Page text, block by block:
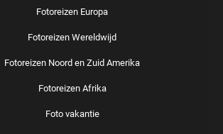
Fotoreizen Europa
Fotoreizen Wereldwijd
Fotoreizen Noord en Zuid Amerika
Fotoreizen Afrika
Foto vakantie